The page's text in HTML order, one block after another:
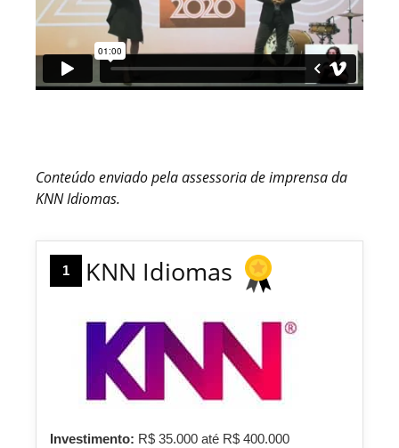
Conteúdo enviado pela assessoria de imprensa da
KNN Idiomas.
1 KNN Idiomas
Investimento: R$ 35.000 até R$ 400.000